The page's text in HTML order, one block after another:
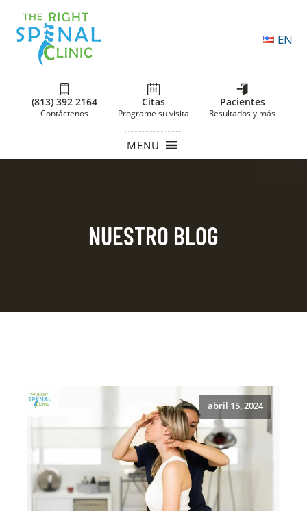
EN
(813) 392 2164
Contáctenos
Citas
Programe su visita
Pacientes
Resultados y más
MENU
NUESTRO BLOG
abril 15, 2024